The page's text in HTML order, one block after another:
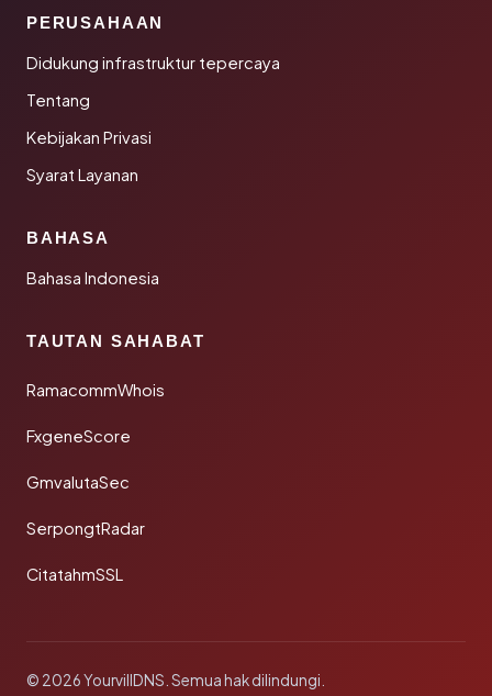
PERUSAHAAN
Didukung infrastruktur tepercaya
Tentang
Kebijakan Privasi
Syarat Layanan
BAHASA
Bahasa Indonesia
TAUTAN SAHABAT
RamacommWhois
FxgeneScore
GmvalutaSec
SerpongtRadar
CitatahmSSL
© 2026 YourvillDNS. Semua hak dilindungi.